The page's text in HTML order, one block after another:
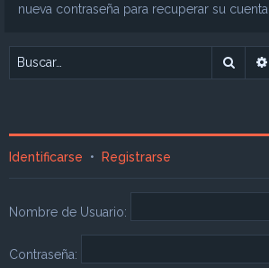
nueva contraseña para recuperar su cuenta.
Buscar
Identificarse • Registrarse
Nombre de Usuario:
Contraseña: